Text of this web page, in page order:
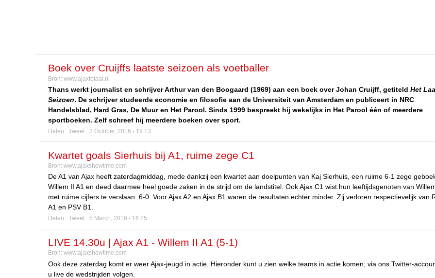
Boek over Cruijffs laatste seizoen als voetballer
Bron: www.ajaxtotaal.nl
Thans werkt journalist en schrijver Arthur van den Boogaard (1969) aan een boek over Johan Cruijff, getiteld Het
Seizoen. De schrijver studeerde economie en filosofie aan de Universiteit van Amsterdam en publiceert in NRC
Handelsblad, Hard Gras, De Muur en Het Parool. Sinds 1999 bespreekt hij wekelijks in Het Parool één of meerdere
sportboeken. Zelf schreef hij meerdere boeken over sport.
Delen Tweet 3 October, 2016 - 19:13
Kwartet goals Sierhuis bij A1, ruime zege C1
Bron: www.ajaxshowtime.com
De A1 van Ajax heeft zaterdagmiddag, mede dankzij een kwartet aan doelpunten van Kaj Sierhuis, een ruime 6-1 zege
Willem II A1 en deed daarmee heel goede zaken in de strijd om de landstitel. Ook Ajax C1 wist hun leeftijdsgenoten van
met ruime cijfers te verslaan: 6-0. Voor Ajax A2 en Ajax B1 waren de resultaten echter minder. Zij verloren respectievelijk van
A1 en PSV B1.
Delen Tweet 5 March, 2016 - 16:25
LIVE 14.30u | Ajax A1 - Willem II A1 (5-1)
Bron: www.ajaxshowtime.com
Ook deze zaterdag komt er weer Ajax-jeugd in actie. Hieronder kunt u zien welke teams in actie komen; via ons Twitter-
u live de wedstrijden volgen.